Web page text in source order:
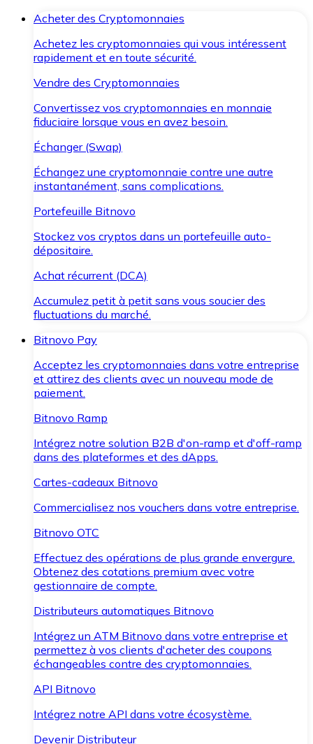
Acheter des Cryptomonnaies
Achetez les cryptomonnaies qui vous intéressent
rapidement et en toute sécurité.
Vendre des Cryptomonnaies
Convertissez vos cryptomonnaies en monnaie
fiduciaire lorsque vous en avez besoin.
Échanger (Swap)
Échangez une cryptomonnaie contre une autre
instantanément, sans complications.
Portefeuille Bitnovo
Stockez vos cryptos dans un portefeuille auto-
dépositaire.
Achat récurrent (DCA)
Accumulez petit à petit sans vous soucier des
fluctuations du marché.
Bitnovo Pay
Acceptez les cryptomonnaies dans votre entreprise
et attirez des clients avec un nouveau mode de
paiement.
Bitnovo Ramp
Intégrez notre solution B2B d'on-ramp et d'off-ramp
dans des plateformes et des dApps.
Cartes-cadeaux Bitnovo
Commercialisez nos vouchers dans votre entreprise.
Bitnovo OTC
Effectuez des opérations de plus grande envergure.
Obtenez des cotations premium avec votre
gestionnaire de compte.
Distributeurs automatiques Bitnovo
Intégrez un ATM Bitnovo dans votre entreprise et
permettez à vos clients d'acheter des coupons
échangeables contre des cryptomonnaies.
API Bitnovo
Intégrez notre API dans votre écosystème.
Devenir Distributeur